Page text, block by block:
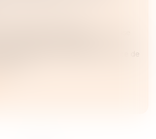
peuvent contenir une clause
clause d’échelle mobile »)
le loyer en fonction d’un indice de
en...